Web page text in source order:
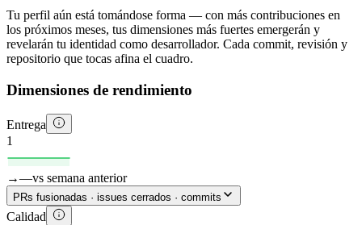
Tu perfil aún está tomándose forma — con más contribuciones en
los próximos meses, tus dimensiones más fuertes emergerán y
revelarán tu identidad como desarrollador. Cada commit, revisión y
repositorio que tocas afina el cuadro.
Dimensiones de rendimiento
Entrega
1
→—vs semana anterior
PRs fusionadas · issues cerrados · commits
Calidad